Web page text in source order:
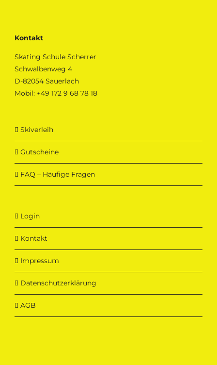
Kontakt
Skating Schule Scherrer
Schwalbenweg 4
D-82054 Sauerlach
Mobil: +49 172 9 68 78 18
Skiverleih
Gutscheine
FAQ – Häufige Fragen
Login
Kontakt
Impressum
Datenschutzerklärung
AGB